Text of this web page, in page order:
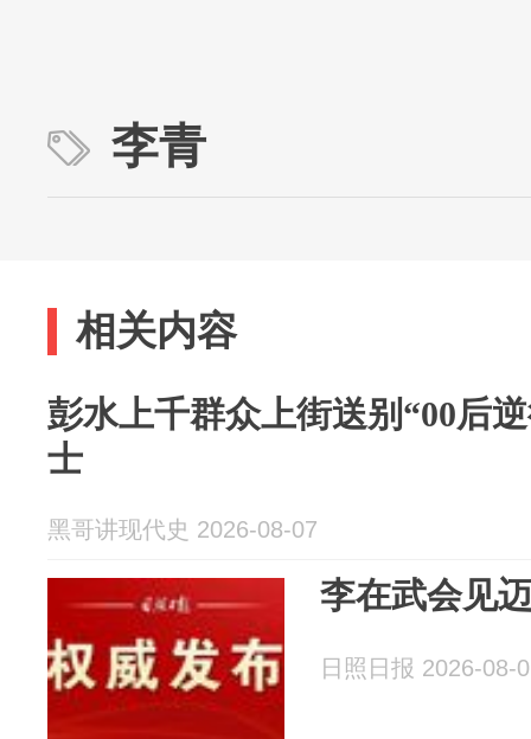
李青
相关内容
彭水上千群众上街送别“00后
士
黑哥讲现代史 2026-08-07
李在武会见
日照日报 2026-08-